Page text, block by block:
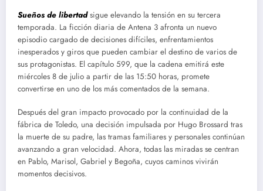
Sueños de libertadsigue elevando la tensión en su tercera
temporada. La ficción diaria de Antena 3 afronta un nuevo
episodio cargado de decisiones difíciles, enfrentamientos
inesperados y giros que pueden cambiar el destino de varios de
sus protagonistas. El capítulo 599, que la cadena emitirá este
miércoles 8 de julio a partir de las 15:50 horas, promete
convertirse en uno de los más comentados de la semana.
Después del gran impacto provocado por la continuidad de la
fábrica de Toledo, una decisión impulsada por Hugo Brossard tras
la muerte de su padre, las tramas familiares y personales continúan
avanzando a gran velocidad. Ahora, todas las miradas se centran
en Pablo, Marisol, Gabriel y Begoña, cuyos caminos vivirán
momentos decisivos.